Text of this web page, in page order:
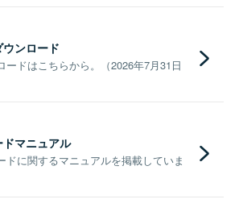
ンロード
ードはこちらから。（2026年7月31日
マニュアル
ドに関するマニュアルを掲載していま